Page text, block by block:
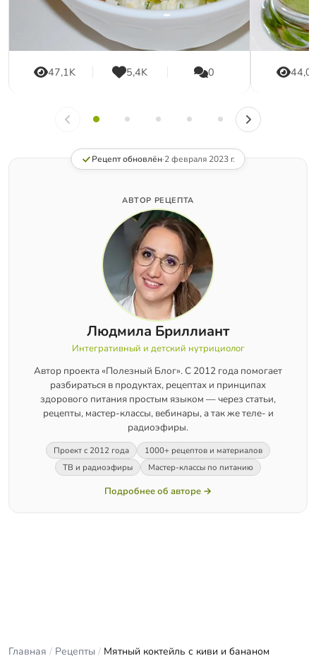
47,1K 5,4K 0
Рецепт обновлён·2 февраля 2023 г.
АВТОР РЕЦЕПТА
Людмила Бриллиант
Интегративный и детский нутрициолог
Автор проекта «Полезный Блог». С 2012 года помогает
разбираться в продуктах, рецептах и принципах
здорового питания простым языком — через статьи,
рецепты, мастер-классы, вебинары, а так же теле- и
радиоэфиры.
Проект с 2012 года
1000+ рецептов и материалов
ТВ и радиоэфиры
Мастер-классы по питанию
Подробнее об авторе →
Главная / Рецепты / Мятный коктейль с киви и бананом